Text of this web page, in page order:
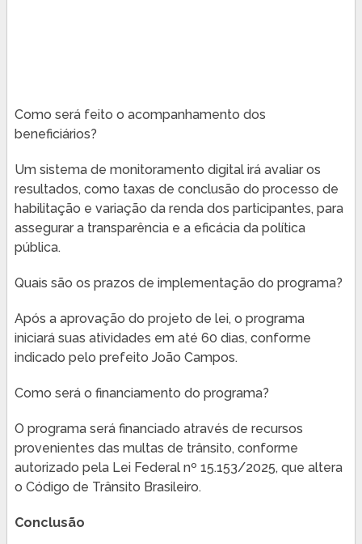
Como será feito o acompanhamento dos
beneficiários?
Um sistema de monitoramento digital irá avaliar os
resultados, como taxas de conclusão do processo de
habilitação e variação da renda dos participantes, para
assegurar a transparência e a eficácia da política
pública.
Quais são os prazos de implementação do programa?
Após a aprovação do projeto de lei, o programa
iniciará suas atividades em até 60 dias, conforme
indicado pelo prefeito João Campos.
Como será o financiamento do programa?
O programa será financiado através de recursos
provenientes das multas de trânsito, conforme
autorizado pela Lei Federal nº 15.153/2025, que altera
o Código de Trânsito Brasileiro.
Conclusão